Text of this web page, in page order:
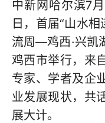
中新网哈尔滨7
日，首届“山水
流周—鸡西·兴凯
鸡西市举行，来
专家、学者及企
业发展现状，共
展大计。